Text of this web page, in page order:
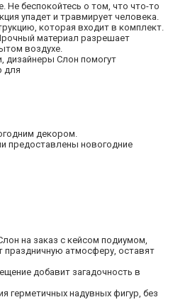
Не беспокойтесь о том, что что-то
упадет и травмирует человека.
которая входит в комплект.
материал разрешает
воздухе.
дизайнеры Слон помогут
для
декором.
предоставлены новогодние
на заказ с кейсом подиумом,
праздничную атмосферу, оставят
добавит загадочность в
герметичных надувных фигур, без